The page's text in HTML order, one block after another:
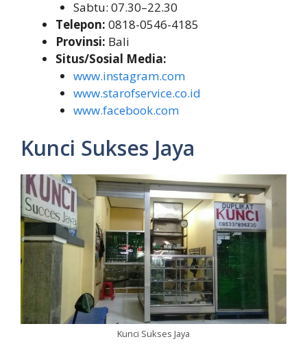
Sabtu: 07.30–22.30
Telepon: 0818-0546-4185
Provinsi: Bali
Situs/Sosial Media:
www.instagram.com
www.starofservice.co.id
www.facebook.com
Kunci Sukses Jaya
Kunci Sukses Jaya